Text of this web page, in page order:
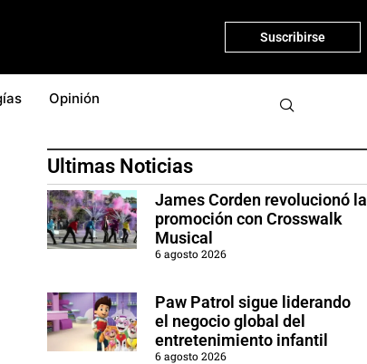
Suscribirse
Opinión
Ultimas Noticias
James Corden revolucionó la
promoción con Crosswalk
Musical
6 agosto 2026
Paw Patrol sigue liderando
el negocio global del
entretenimiento infantil
6 agosto 2026